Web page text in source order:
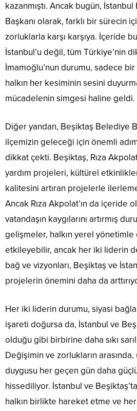
kazanmıştı. Ancak bugün,
Başkanı olarak, farklı bir sürecin
zorluklarla karşı karşıya. İçeride
İstanbul’u değil, tüm Türkiye’nin
İmamoğlu’nun durumu, sadece
halkın her kesiminin sesini
mücadelenin simgesi haline geldi.
Diğer yandan, Beşiktaş Belediye
ilçemizin geleceği için önemli
dikkat çekti. Beşiktaş, Rıza
yardım projeleri, kültürel
kalitesini artıran projelerle
Ancak Rıza Akpolat’ın da içeride
vatandaşın kaygılarını artırmış
gelişmeler, halkın yerel yönetimle
etkileyebilir, ancak her iki liderin
bağ ve vizyonları, Beşiktaş ve
projelerin önemini daha da
Her iki liderin durumu, siyasi
işareti doğursa da, İstanbul ve
olduğu gibi birbirine daha sıkı
Değişimin ve zorlukların
duygusu her geçen gün daha
hissediliyor. İstanbul ve
halkın birlikte hareket etme ve